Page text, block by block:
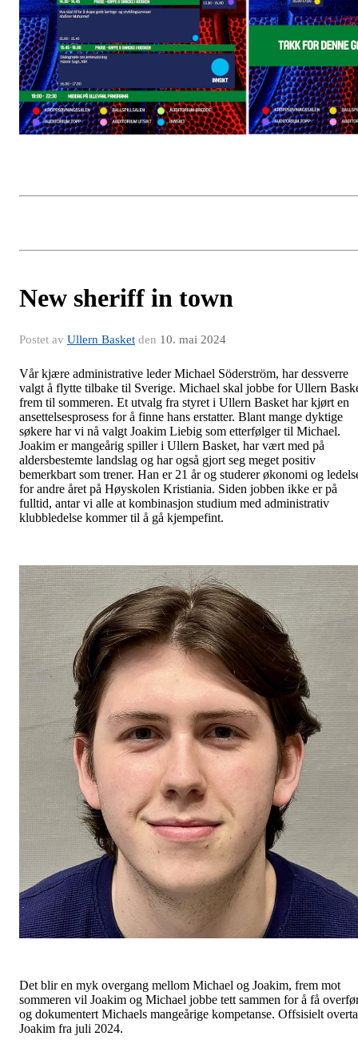
New sheriff in town
Postet av Ullern Basket den 10. mai 2024
Vår kjære administrative leder Michael Söderström, har dessverre
valgt å flytte tilbake til Sverige. Michael skal jobbe for Ullern
frem til sommeren. Et utvalg fra styret i Ullern Basket har kjørt en
ansettelsesprosess for å finne hans erstatter. Blant mange dyktige
søkere har vi nå valgt Joakim Liebig som etterfølger til Michael.
Joakim er mangeårig spiller i Ullern Basket, har vært med på
aldersbestemte landslag og har også gjort seg meget positiv
bemerkbart som trener. Han er 21 år og studerer økonomi og
for andre året på Høyskolen Kristiania. Siden jobben ikke er på
fulltid, antar vi alle at kombinasjon studium med administrativ
klubbledelse kommer til å gå kjempefint.
Det blir en myk overgang mellom Michael og Joakim, frem mot
sommeren vil Joakim og Michael jobbe tett sammen for å få
og dokumentert Michaels mangeårige kompetanse. Offsisielt
Joakim fra juli 2024.